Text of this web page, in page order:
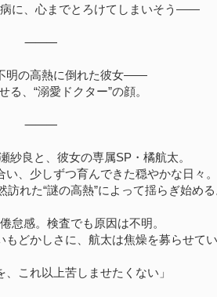
に、心までとろけてしまいそう――
⸻
明の高熱に倒れた彼女――
る、“溺愛ドクター”の顔。
⸻
紗良と、彼女の専属SP・橘航太。
、少しずつ育んできた穏やかな日々。
れた“謎の高熱”によって揺らぎ始める
怠感。検査でも原因は不明。
どかしさに、航太は焦燥を募らせてい
、これ以上苦しませたくない」